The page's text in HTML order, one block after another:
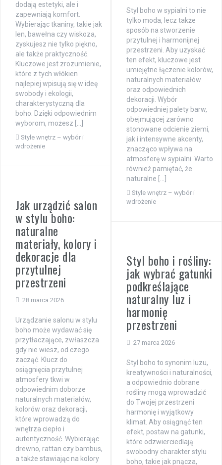
dodają estetyki, ale i
zapewniają komfort.
Wybierając tkaniny, takie jak
len, bawełna czy wiskoza,
zyskujesz nie tylko piękno,
ale także praktyczność.
Kluczowe jest zrozumienie,
które z tych włókien
najlepiej wpisują się w ideę
swobody i ekologii,
charakterystyczną dla
boho. Dzięki odpowiednim
wyborom, możesz […]
Style wnętrz – wybór i
wdrożenie
Styl boho w sypialni to nie
tylko moda, lecz także
sposób na stworzenie
przytulnej i harmonijnej
przestrzeni. Aby uzyskać
ten efekt, kluczowe jest
umiejętne łączenie kolorów,
naturalnych materiałów
oraz odpowiednich
dekoracji. Wybór
odpowiedniej palety barw,
obejmującej zarówno
stonowane odcienie ziemi,
jak i intensywne akcenty,
znacząco wpływa na
atmosferę w sypialni. Warto
również pamiętać, że
naturalne […]
Style wnętrz – wybór i
wdrożenie
Jak urządzić salon
w stylu boho:
naturalne
materiały, kolory i
dekoracje dla
przytulnej
przestrzeni
28 marca 2026
Urządzanie salonu w stylu
boho może wydawać się
przytłaczające, zwłaszcza
gdy nie wiesz, od czego
zacząć. Klucz do
osiągnięcia przytulnej
atmosfery tkwi w
odpowiednim doborze
naturalnych materiałów,
kolorów oraz dekoracji,
które wprowadzą do
wnętrza ciepło i
autentyczność. Wybierając
drewno, rattan czy bambus,
a także stawiając na kolory
Styl boho i rośliny:
jak wybrać gatunki
podkreślające
naturalny luz i
harmonię
przestrzeni
27 marca 2026
Styl boho to synonim luzu,
kreatywności i naturalności,
a odpowiednio dobrane
rośliny mogą wprowadzić
do Twojej przestrzeni
harmonię i wyjątkowy
klimat. Aby osiągnąć ten
efekt, postaw na gatunki,
które odzwierciedlają
swobodny charakter stylu
boho, takie jak pnącza,